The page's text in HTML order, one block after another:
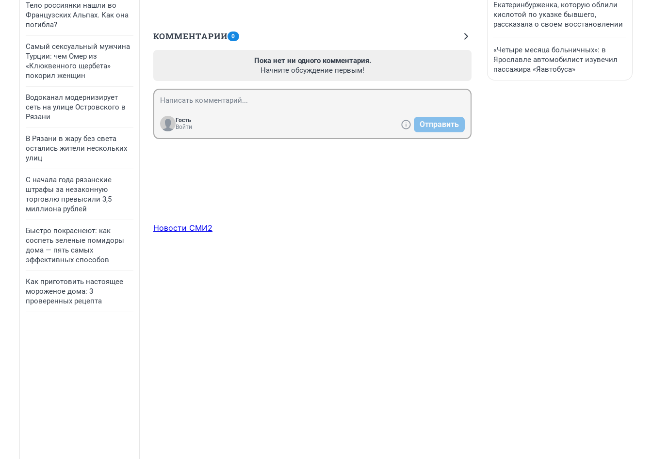
Тело россиянки нашли во
Французских Альпах. Как она
погибла?
Самый сексуальный мужчина
Турции: чем Омер из
«Клюквенного щербета»
покорил женщин
Водоканал модернизирует
сеть на улице Островского в
Рязани
В Рязани в жару без света
остались жители нескольких
улиц
С начала года рязанские
штрафы за незаконную
торговлю превысили 3,5
миллиона рублей
Быстро покраснеют: как
соспеть зеленые помидоры
дома — пять самых
эффективных способов
Как приготовить настоящее
мороженое дома: 3
проверенных рецепта
КОММЕНТАРИИ 0
Пока нет ни одного комментария.
Начните обсуждение первым!
Гость
Войти
Отправить
Новости СМИ2
Екатеринбурженка, которую облили
кислотой по указке бывшего,
рассказала о своем восстановлении
«Четыре месяца больничных»: в
Ярославле автомобилист изувечил
пассажира «Яавтобуса»